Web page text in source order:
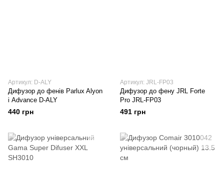
Артикул: D-ALY
Дифузор до фенів Parlux Alyon
і Advance D-ALY
440 грн
Артикул: JRL-FP03
Дифузор до фену JRL Forte
Pro JRL-FP03
491 грн